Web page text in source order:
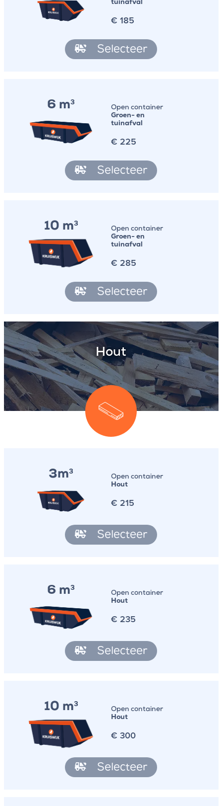
tuinafval
€ 185
Selecteer
6 m3
Open container
Groen- en
tuinafval
€ 225
Selecteer
10 m3
Open container
Groen- en
tuinafval
€ 285
Selecteer
Hout
3m3
Open container
Hout
€ 215
Selecteer
6 m3
Open container
Hout
€ 235
Selecteer
10 m3
Open container
Hout
€ 300
Selecteer